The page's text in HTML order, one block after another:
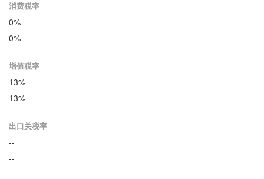
消费税率
0%
0%
增值税率
13%
13%
出口关税率
--
--